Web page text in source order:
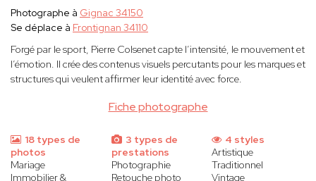
Fiche photographe
Photographe à Gignac 34150
Se déplace à Frontignan 34110
Forgé par le sport, Pierre Colsenet capte l’intensité, le mouvement et
l’émotion. Il crée des contenus visuels percutants pour les marques et
structures qui veulent affirmer leur identité avec force.
18 types de
photos
Mariage
Immobilier &
3 types de
prestations
Photographie
Retouche photo
4 styles
Artistique
Traditionnel
Vintage